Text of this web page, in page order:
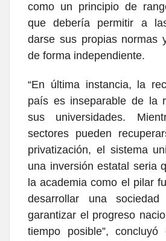
como un principio de
que debería permitir a
darse sus propias normas
de forma independiente.
“En última instancia, la
país es inseparable de la
sus universidades.
sectores pueden
privatización, el sistema
una inversión estatal seria
la academia como el pilar
desarrollar una
garantizar el progreso
tiempo posible”,